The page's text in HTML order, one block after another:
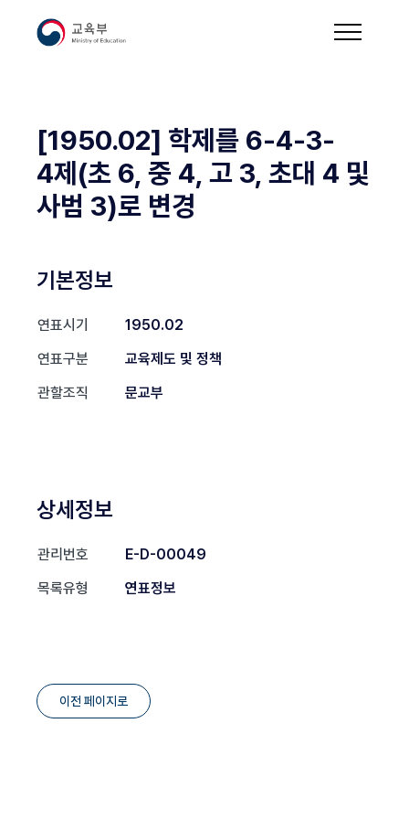
[1950.02] 학제를 6-4-3-
4제(초 6, 중 4, 고 3, 초대 4 및
사범 3)로 변경
기본정보
연표시기
1950.02
연표구분
교육제도 및 정책
관할조직
문교부
상세정보
관리번호
E-D-00049
목록유형
연표정보
이전 페이지로